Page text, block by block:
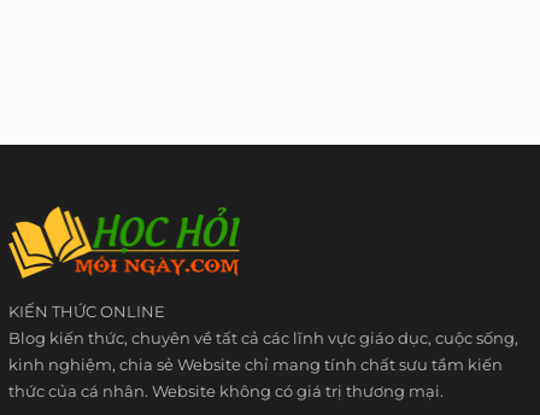
KIẾN THỨC ONLINE
Blog kiến thức, chuyên về tất cả các lĩnh vực giáo dục, cuộc sống,
kinh nghiệm, chia sẻ Website chỉ mang tính chất sưu tầm kiến
thức của cá nhân. Website không có giá trị thương mại.